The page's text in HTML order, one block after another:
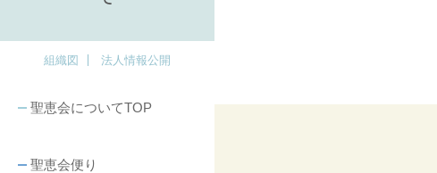
組織図 法人情報公開
聖恵会についてTOP
聖恵会便り